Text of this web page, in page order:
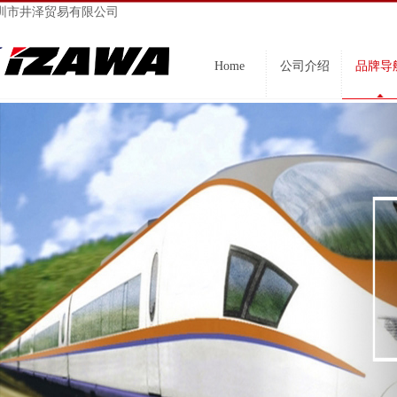
市井泽贸易有限公司
Home 公司介绍 品牌导